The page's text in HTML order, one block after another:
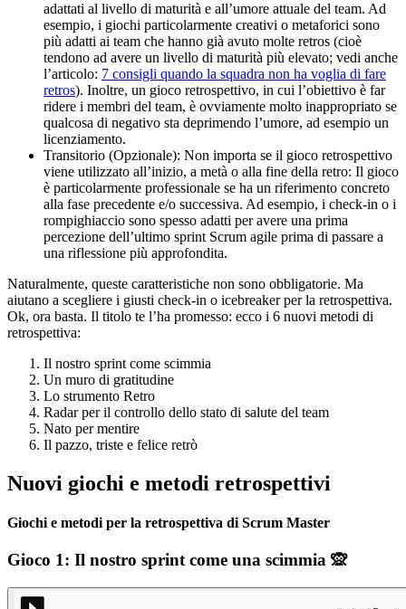
adattati al livello di maturità e all’umore attuale del team. Ad
esempio, i giochi particolarmente creativi o metaforici sono
più adatti ai team che hanno già avuto molte retros (cioè
tendono ad avere un livello di maturità più elevato; vedi anche
l’articolo: 7 consigli quando la squadra non ha voglia di fare
retros). Inoltre, un gioco retrospettivo, in cui l’obiettivo è far
ridere i membri del team, è ovviamente molto inappropriato se
qualcosa di negativo sta deprimendo l’umore, ad esempio un
licenziamento.
Transitorio (Opzionale): Non importa se il gioco retrospettivo
viene utilizzato all’inizio, a metà o alla fine della retro: Il gioco
è particolarmente professionale se ha un riferimento concreto
alla fase precedente e/o successiva. Ad esempio, i check-in o i
rompighiaccio sono spesso adatti per avere una prima
percezione dell’ultimo sprint Scrum agile prima di passare a
una riflessione più approfondita.
Naturalmente, queste caratteristiche non sono obbligatorie. Ma
aiutano a scegliere i giusti check-in o icebreaker per la retrospettiva.
Ok, ora basta. Il titolo te l’ha promesso: ecco i 6 nuovi metodi di
retrospettiva:
Il nostro sprint come scimmia
Un muro di gratitudine
Lo strumento Retro
Radar per il controllo dello stato di salute del team
Nato per mentire
Il pazzo, triste e felice retrò
Nuovi giochi e metodi retrospettivi
Giochi e metodi per la retrospettiva di Scrum Master
Gioco 1: Il nostro sprint come una scimmia 🙊